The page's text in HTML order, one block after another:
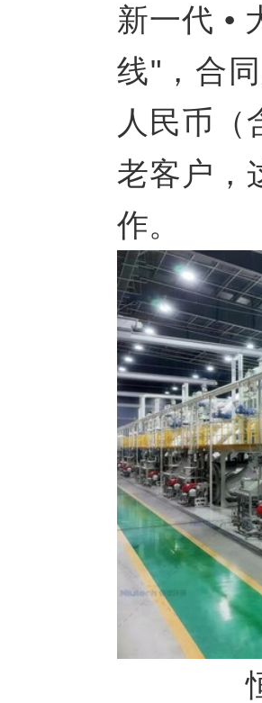
新一代 •
线"，合
人民币（
老客户，
作。
恒